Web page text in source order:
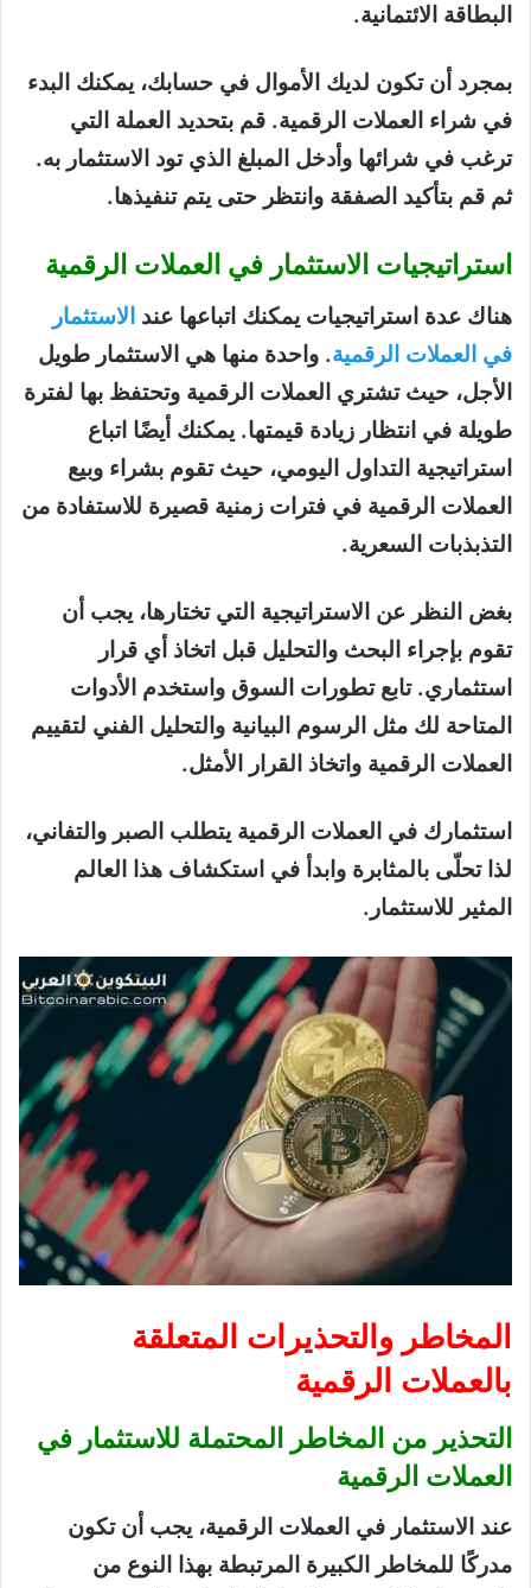
البطاقة الائتمانية.
بمجرد أن تكون لديك الأموال في حسابك، يمكنك البدء
في شراء العملات الرقمية. قم بتحديد العملة التي
ترغب في شرائها وأدخل المبلغ الذي تود الاستثمار به.
ثم قم بتأكيد الصفقة وانتظر حتى يتم تنفيذها.
استراتيجيات الاستثمار في العملات الرقمية
هناك عدة استراتيجيات يمكنك اتباعها عند الاستثمار
في العملات الرقمية. واحدة منها هي الاستثمار طويل
الأجل، حيث تشتري العملات الرقمية وتحتفظ بها لفترة
طويلة في انتظار زيادة قيمتها. يمكنك أيضًا اتباع
استراتيجية التداول اليومي، حيث تقوم بشراء وبيع
العملات الرقمية في فترات زمنية قصيرة للاستفادة من
التذبذبات السعرية.
بغض النظر عن الاستراتيجية التي تختارها، يجب أن
تقوم بإجراء البحث والتحليل قبل اتخاذ أي قرار
استثماري. تابع تطورات السوق واستخدم الأدوات
المتاحة لك مثل الرسوم البيانية والتحليل الفني لتقييم
العملات الرقمية واتخاذ القرار الأمثل.
استثمارك في العملات الرقمية يتطلب الصبر والتفاني،
لذا تحلّى بالمثابرة وابدأ في استكشاف هذا العالم
المثير للاستثمار.
المخاطر والتحذيرات المتعلقة
بالعملات الرقمية
التحذير من المخاطر المحتملة للاستثمار في
العملات الرقمية
عند الاستثمار في العملات الرقمية، يجب أن تكون
مدركًا للمخاطر الكبيرة المرتبطة بهذا النوع من